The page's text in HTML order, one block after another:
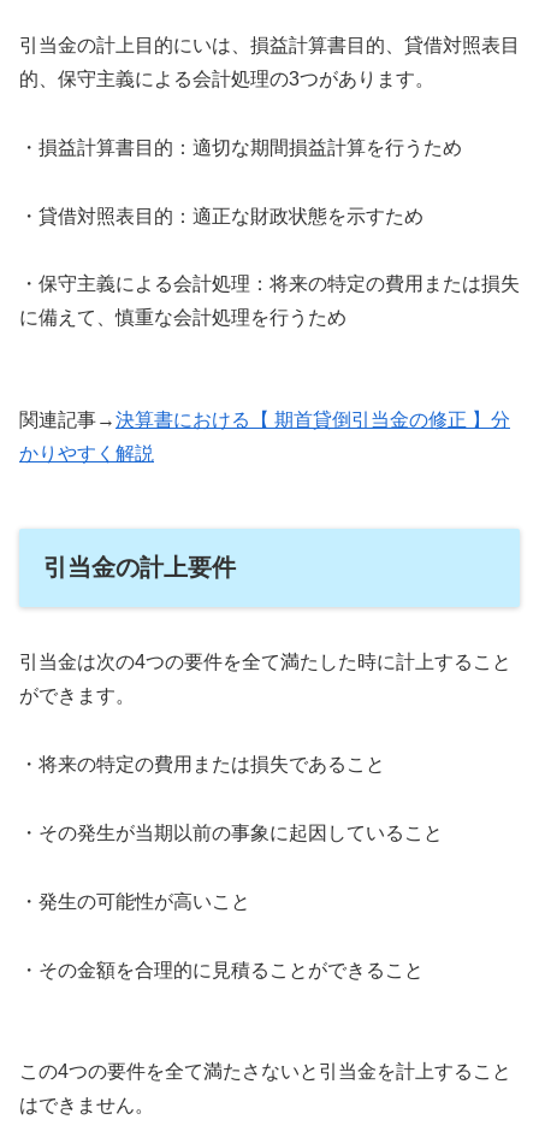
引当金の計上目的にいは、損益計算書目的、貸借対照表目
的、保守主義による会計処理の3つがあります。
・損益計算書目的：適切な期間損益計算を行うため
・貸借対照表目的：適正な財政状態を示すため
・保守主義による会計処理：将来の特定の費用または損失
に備えて、慎重な会計処理を行うため
関連記事→決算書における【 期首貸倒引当金の修正 】分
かりやすく解説
引当金の計上要件
引当金は次の4つの要件を全て満たした時に計上すること
ができます。
・将来の特定の費用または損失であること
・その発生が当期以前の事象に起因していること
・発生の可能性が高いこと
・その金額を合理的に見積ることができること
この4つの要件を全て満たさないと引当金を計上すること
はできません。